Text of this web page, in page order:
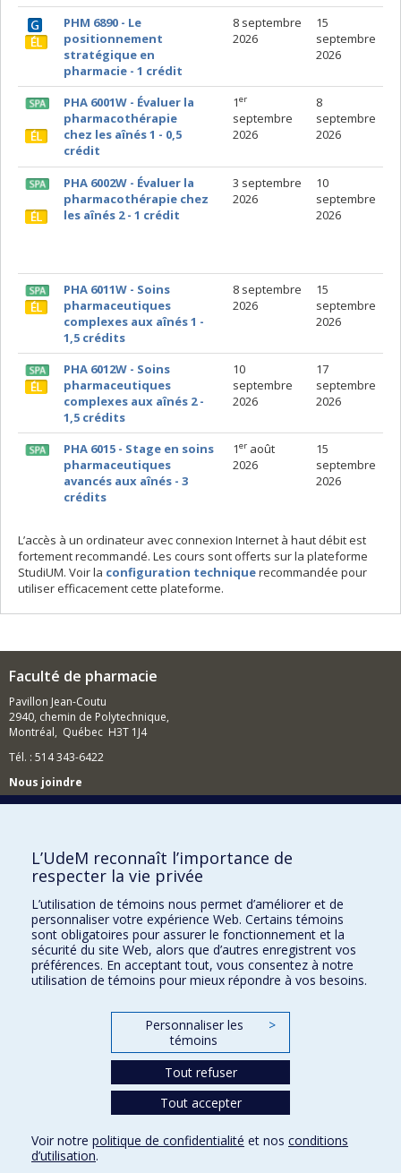
PHM 6890 - Le
positionnement
stratégique en
pharmacie - 1 crédit
8 septembre
2026
15
septembre
2026
PHA 6001W - Évaluer la
pharmacothérapie
chez les aînés 1 - 0,5
crédit
1er
septembre
2026
8
septembre
2026
PHA 6002W - Évaluer la
pharmacothérapie chez
les aînés 2 - 1 crédit
3 septembre
2026
10
septembre
2026
PHA 6011W - Soins
pharmaceutiques
complexes aux aînés 1 -
1,5 crédits
8 septembre
2026
15
septembre
2026
PHA 6012W - Soins
pharmaceutiques
complexes aux aînés 2 -
1,5 crédits
10
septembre
2026
17
septembre
2026
PHA 6015 - Stage en soins
pharmaceutiques
avancés aux aînés - 3
crédits
1er août
2026
15
septembre
2026
L’accès à un ordinateur avec connexion Internet à haut débit est
fortement recommandé. Les cours sont offerts sur la plateforme
StudiUM. Voir la configuration techniquerecommandée pour
utiliser efficacement cette plateforme.
Faculté de pharmacie
Pavillon Jean-Coutu
2940, chemin de Polytechnique,
Montréal, Québec H3T 1J4
Tél. : 514 343-6422
Nous joindre
Nous trouver
Plan du site
Accessibilité
Conditions d’utilisation
L’UdeM reconnaît l’importance de
respecter la vie privée
L’utilisation de témoins nous permet d’améliorer et de
personnaliser votre expérience Web. Certains témoins
sont obligatoires pour assurer le fonctionnement et la
sécurité du site Web, alors que d’autres enregistrent vos
préférences. En acceptant tout, vous consentez à notre
utilisation de témoins pour mieux répondre à vos besoins.
Personnaliser les
témoins
>
Tout refuser
Tout accepter
Voir notre politique de confidentialité et nos conditions
d’utilisation.